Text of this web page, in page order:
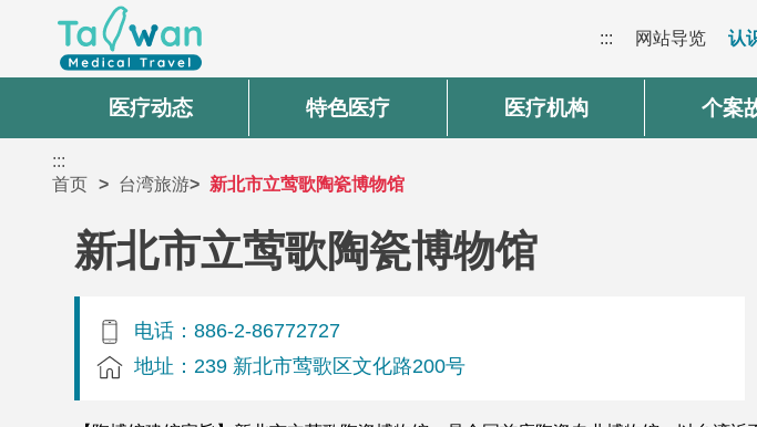
::: 网站导览 认
医疗动态 特色医疗 医疗机构 个案
:::
首页
台湾旅游 新北市立莺歌陶瓷博物馆
新北市立莺歌陶瓷博物馆
电话：886-2-86772727
地址：239 新北市莺歌区文化路200号